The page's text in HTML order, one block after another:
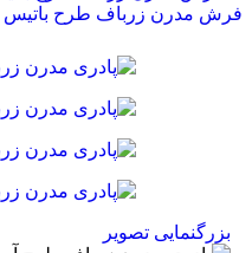
فرش مدرن زرباف طرح باتیس
بزرگنمایی تصویر